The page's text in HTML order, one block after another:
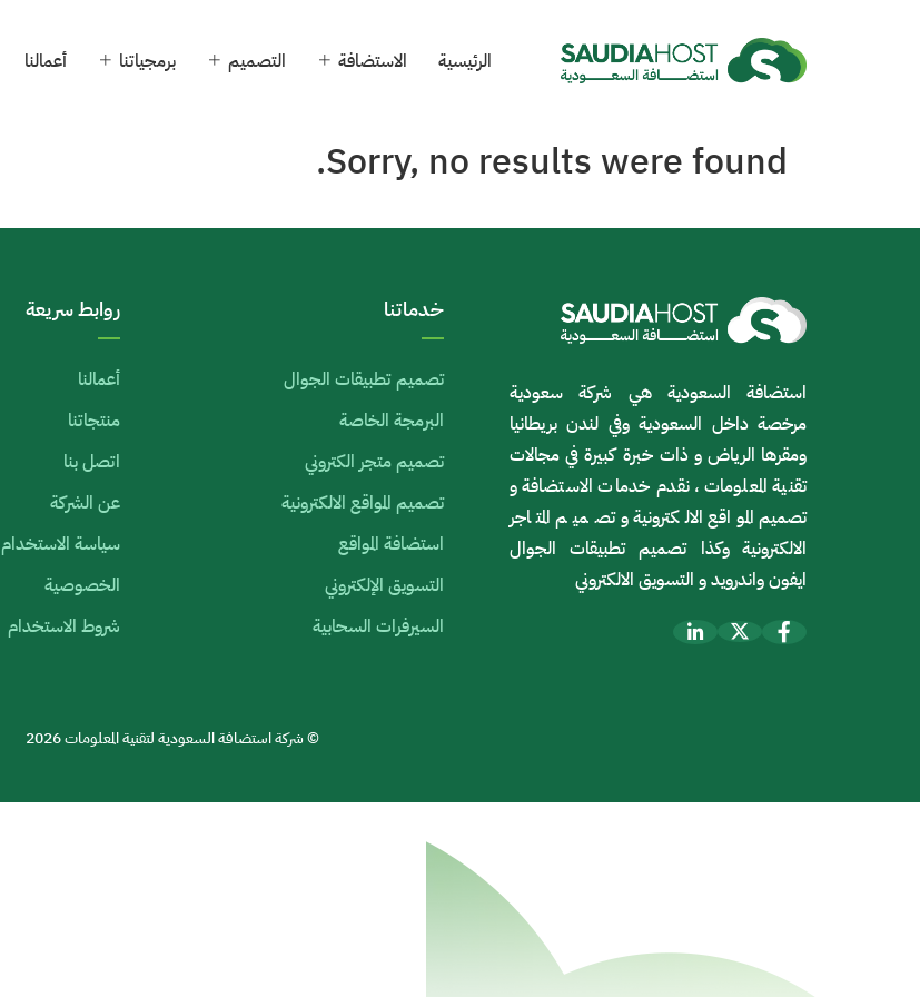
الرئيسية الاستضافة التصميم برمجياتنا أعمالنا
Sorry, no results were found.
استضافة السعودية هي شركة سعودية
مرخصة داخل السعودية وفي لندن بريطانيا
ومقرها الرياض و ذات خبرة كبيرة في مجالات
تقنية المعلومات ، نقدم خدمات الاستضافة و
تصميم المواقع الالكترونية و تصميم المتاجر
الالكترونية وكذا تصميم تطبيقات الجوال
ايفون واندرويد و التسويق الالكتروني
خدماتنا
تصميم تطبيقات الجوال
البرمجة الخاصة
تصميم متجر الكتروني
تصميم المواقع الالكترونية
استضافة المواقع
التسويق الإلكتروني
السيرفرات السحابية
روابط سريعة
أعمالنا
منتجاتنا
اتصل بنا
عن الشركة
سياسة الاستخدام
الخصوصية
شروط الاستخدام
© شركة استضافة السعودية لتقنية المعلومات 2026